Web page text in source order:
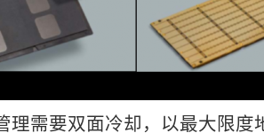
理需要双面冷却，以最大限度